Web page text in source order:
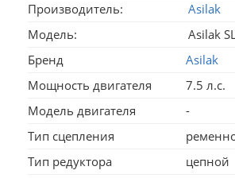
Производитель:
Asilak
Модель:
Asilak
Бренд
Asilak
Мощность двигателя
7.5 л.с.
Модель двигателя
-
Тип сцепления
Тип редуктора
цепной